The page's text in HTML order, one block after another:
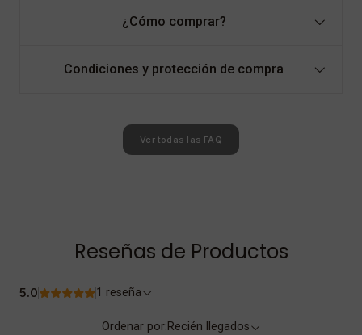
¿Cómo comprar?
Condiciones y protección de compra
Ver todas las FAQ
Reseñas de Productos
5.0 1 reseña
Ordenar por:Recién llegados